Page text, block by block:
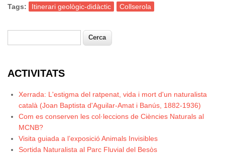
Tags: Itinerari geològic-didàctic Collserola
Formulari de cerca
ACTIVITATS
Xerrada: L'estigma del ratpenat, vida i mort d'un naturalista
català (Joan Baptista d'Aguilar-Amat i Banús, 1882-1936)
Com es conserven les col·leccions de Ciències Naturals al
MCNB?
Visita guiada a l’exposició Animals Invisibles
Sortida Naturalista al Parc Fluvial del Besòs